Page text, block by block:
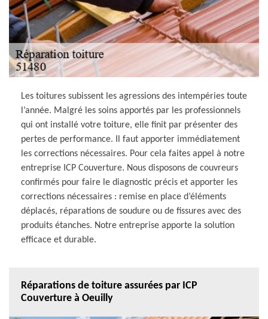
Les toitures subissent les agressions des intempéries toute
l’année. Malgré les soins apportés par les professionnels
qui ont installé votre toiture, elle finit par présenter des
pertes de performance. Il faut apporter immédiatement
les corrections nécessaires. Pour cela faites appel à notre
entreprise ICP Couverture. Nous disposons de couvreurs
confirmés pour faire le diagnostic précis et apporter les
corrections nécessaires : remise en place d’éléments
déplacés, réparations de soudure ou de fissures avec des
produits étanches. Notre entreprise apporte la solution
efficace et durable.
Réparations de toiture assurées par ICP
Couverture à Oeuilly